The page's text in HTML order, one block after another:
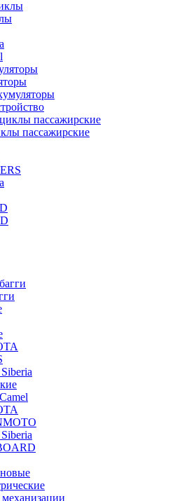
пассажирские